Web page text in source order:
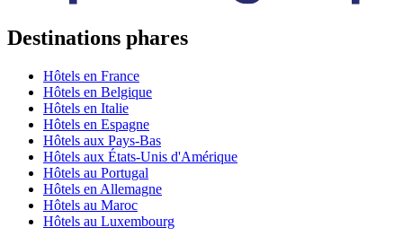
Destinations phares
Hôtels en France
Hôtels en Belgique
Hôtels en Italie
Hôtels en Espagne
Hôtels aux Pays-Bas
Hôtels aux États-Unis d'Amérique
Hôtels au Portugal
Hôtels en Allemagne
Hôtels au Maroc
Hôtels au Luxembourg